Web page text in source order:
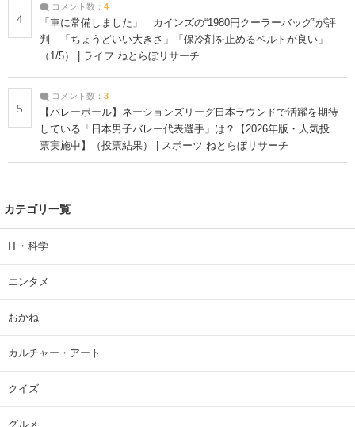
4
コメント数： 4
「車に常備しました」 カインズの“1980円クーラーバッグ”が評
判 「ちょうどいい大きさ」「保冷剤を止めるベルトが良い」
（1/5） | ライフ ねとらぼリサーチ
5
コメント数： 3
【バレーボール】ネーションズリーグ日本ラウンドで活躍を期待
している「日本男子バレー代表選手」は？【2026年版・人気投
票実施中】（投票結果） | スポーツ ねとらぼリサーチ
カテゴリ一覧
IT・科学
エンタメ
おかね
カルチャー・アート
クイズ
グルメ